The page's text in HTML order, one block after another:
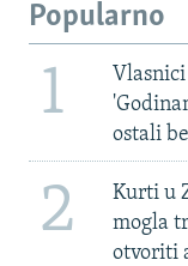
Popularno
1
ostali
2
Kurti u
mogla
otvoriti